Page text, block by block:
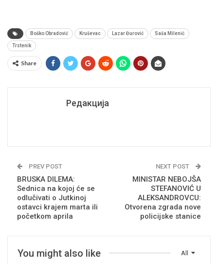
Boško Obradović Kruševac Lazar Đurović Saša Milenić
Trstenik
Share
Редакција
PREV POST
BRUSKA DILEMA:
Sednica na kojoj će se
odlučivati o Jutkinoj
ostavci krajem marta ili
početkom aprila
NEXT POST
MINISTAR NEBOJŠA
STEFANOVIĆ U
ALEKSANDROVCU:
Otvorena zgrada nove
policijske stanice
All
You might also like